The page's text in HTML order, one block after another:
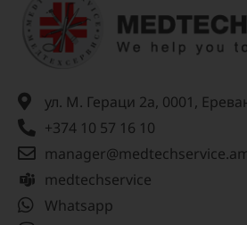
ул. М. Гераци 2а, 0001,
+374 10 57 16 10
medtechservice
Whatsapp